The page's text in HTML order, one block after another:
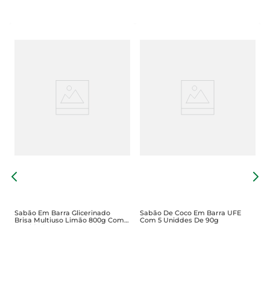
Sabão Em Barra Glicerinado
Brisa Multiuso Limão 800g Com
5 Unidades De 160g Cada
Sabão De Coco Em Barra UFE
Com 5 Uniddes De 90g